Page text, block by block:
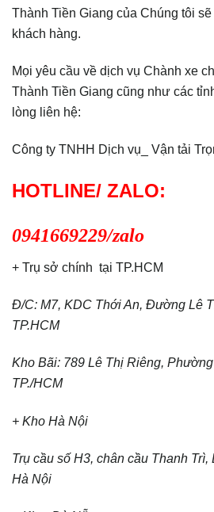
Thành Tiền Giang của Chúng tôi
khách hàng.
Mọi yêu cầu về dịch vụ Chành xe
Thành Tiền Giang cũng như các
lòng liên hệ:
Công ty TNHH Dịch vụ_ Vận tải
HOTLINE/ ZALO:
0941669229/zalo
+ Trụ sở chính tại TP.HCM
Đ/C: M7, KDC Thới An, Đường Lê
TP.HCM
Kho Bãi: 789 Lê Thị Riêng,
TP./HCM
+ Kho Hà Nội
Trụ cầu số H3, chân cầu Thanh
Hà Nội